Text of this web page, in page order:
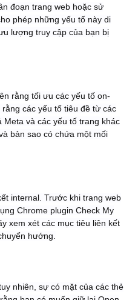
đoạn trang web hoặc sử
phép những yếu tố này di
lượng truy cập của bạn bị
rằng tối ưu các yếu tố on-
các yếu tố tiêu đề từ các
và các yếu tố trang khác
bản sao có chứa một mối
internal. Trước khi trang web
Chrome plugin Check My
xem xét các mục tiêu liên kết
hướng.
nhiên, sự có mặt của các thẻ